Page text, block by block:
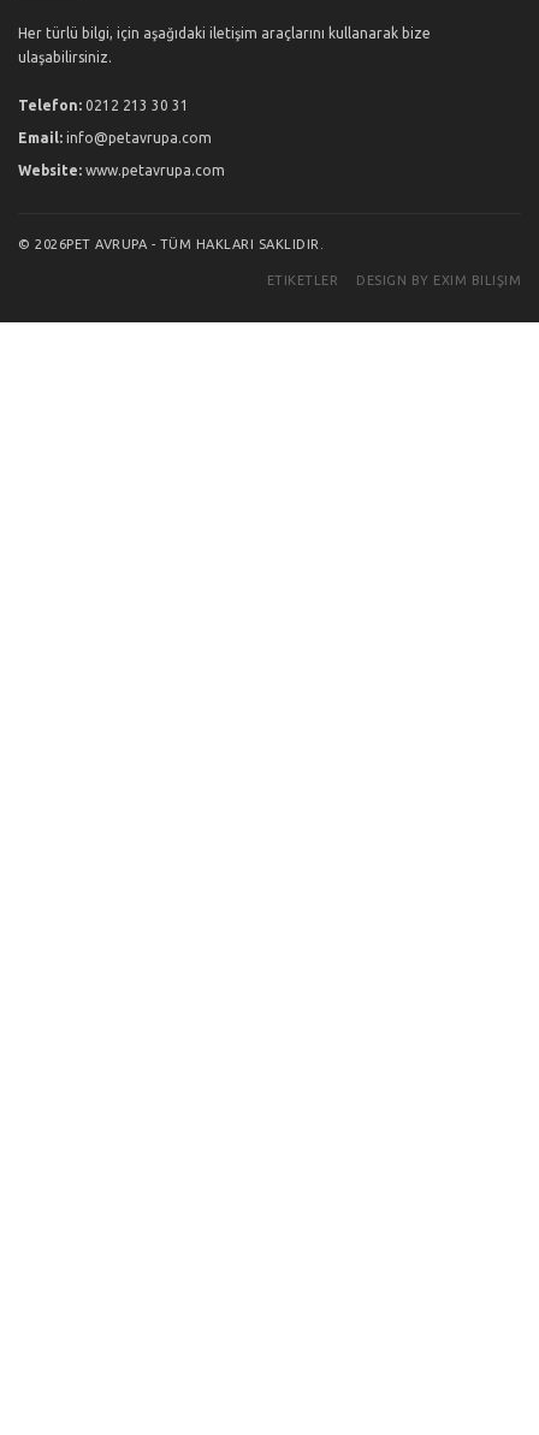
Her türlü bilgi, için aşağıdaki iletişim araçlarını kullanarak bize
ulaşabilirsiniz.
Telefon: 0212 213 30 31
Email: info@petavrupa.com
Website: www.petavrupa.com
© 2026PET AVRUPA - TÜM HAKLARI SAKLIDIR.
ETIKETLER DESIGN BY EXIM BILIŞIM